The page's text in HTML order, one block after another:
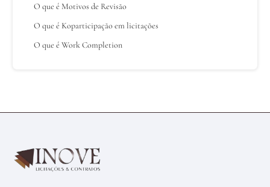
O que é Motivos de Revisão
O que é Koparticipação em licitações
O que é Work Completion